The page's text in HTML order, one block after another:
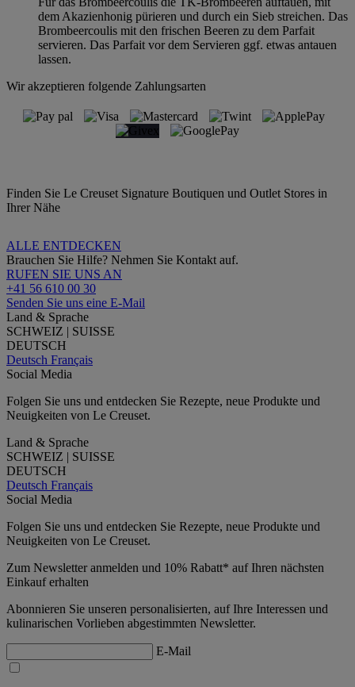
dem Akazienhonig pürieren und durch ein Sieb streichen. Das
Brombeercoulis mit den frischen Beeren zu dem Parfait
servieren. Das Parfait vor dem Servieren ggf. etwas antauen
lassen.
Wir akzeptieren folgende Zahlungsarten
Finden Sie Le Creuset Signature Boutiquen und Outlet Stores in
Ihrer Nähe
ALLE ENTDECKEN
Brauchen Sie Hilfe? Nehmen Sie Kontakt auf.
RUFEN SIE UNS AN
+41 56 610 00 30
Senden Sie uns eine E-Mail
Land & Sprache
SCHWEIZ | SUISSE
DEUTSCH
Deutsch Français
Social Media
Folgen Sie uns und entdecken Sie Rezepte, neue Produkte und
Neuigkeiten von Le Creuset.
Land & Sprache
SCHWEIZ | SUISSE
DEUTSCH
Deutsch Français
Social Media
Folgen Sie uns und entdecken Sie Rezepte, neue Produkte und
Neuigkeiten von Le Creuset.
Zum Newsletter anmelden und 10% Rabatt* auf Ihren nächsten
Einkauf erhalten
Abonnieren Sie unseren personalisierten, auf Ihre Interessen und
kulinarischen Vorlieben abgestimmten Newsletter.
E-Mail